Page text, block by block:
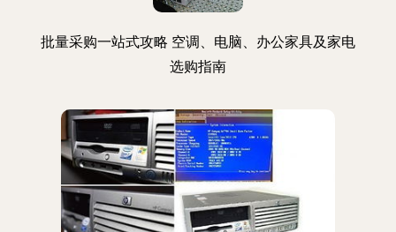
批量采购一站式攻略 空调、电脑、办公家具及家电
选购指南